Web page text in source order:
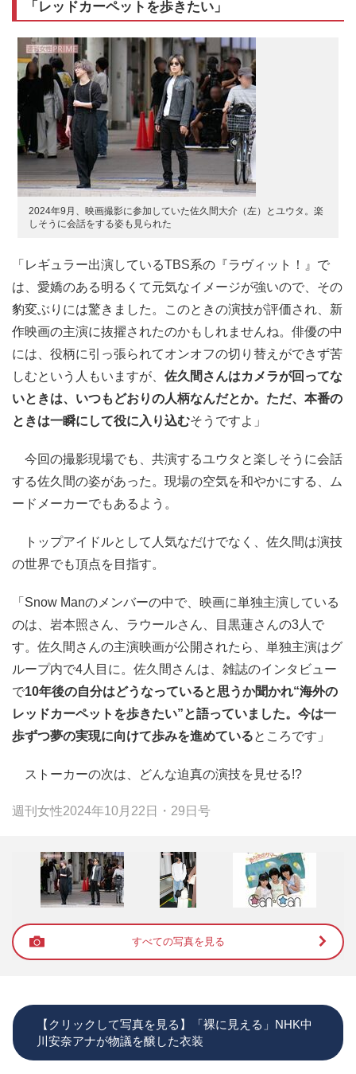
「レッドカーペットを歩きたい」
2024年9月、映画撮影に参加していた佐久間大介（左）とユウタ。楽
しそうに会話をする姿も見られた
「レギュラー出演しているTBS系の『ラヴィット！』で
は、愛嬌のある明るくて元気なイメージが強いので、その
豹変ぶりには驚きました。このときの演技が評価され、新
作映画の主演に抜擢されたのかもしれませんね。俳優の中
には、役柄に引っ張られてオンオフの切り替えができず苦
しむという人もいますが、 佐久間さんはカメラが回ってな
いときは、いつもどおりの人柄なんだとか。ただ、本番の
ときは一瞬にして役に入り込むそうですよ」
今回の撮影現場でも、共演するユウタと楽しそうに会話
する佐久間の姿があった。現場の空気を和やかにする、ム
ードメーカーでもあるよう。
トップアイドルとして人気なだけでなく、佐久間は演技
の世界でも頂点を目指す。
「Snow Manのメンバーの中で、映画に単独主演している
のは、岩本照さん、ラウールさん、目黒蓮さんの3人で
す。佐久間さんの主演映画が公開されたら、単独主演はグ
ループ内で4人目に。佐久間さんは、雑誌のインタビュー
で10年後の自分はどうなっていると思うか聞かれ“海外の
レッドカーペットを歩きたい”と語っていました。今は一
歩ずつ夢の実現に向けて歩みを進めているところです」
ストーカーの次は、どんな迫真の演技を見せる!?
週刊女性2024年10月22日・29日号
すべての写真を見る
【クリックして写真を見る】「裸に見える」NHK中
川安奈アナが物議を醸した衣装